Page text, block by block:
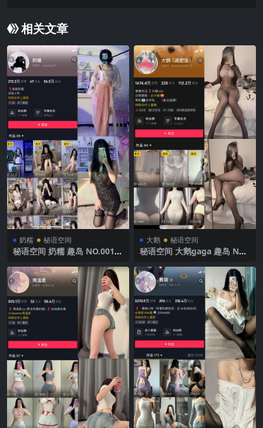
相关文章
奶糯 秘语空间
秘语空间 奶糯 趣岛 NO.001期
大鹅 秘语空间
秘语空间 大鹅gaga 趣岛 NO.
完整版